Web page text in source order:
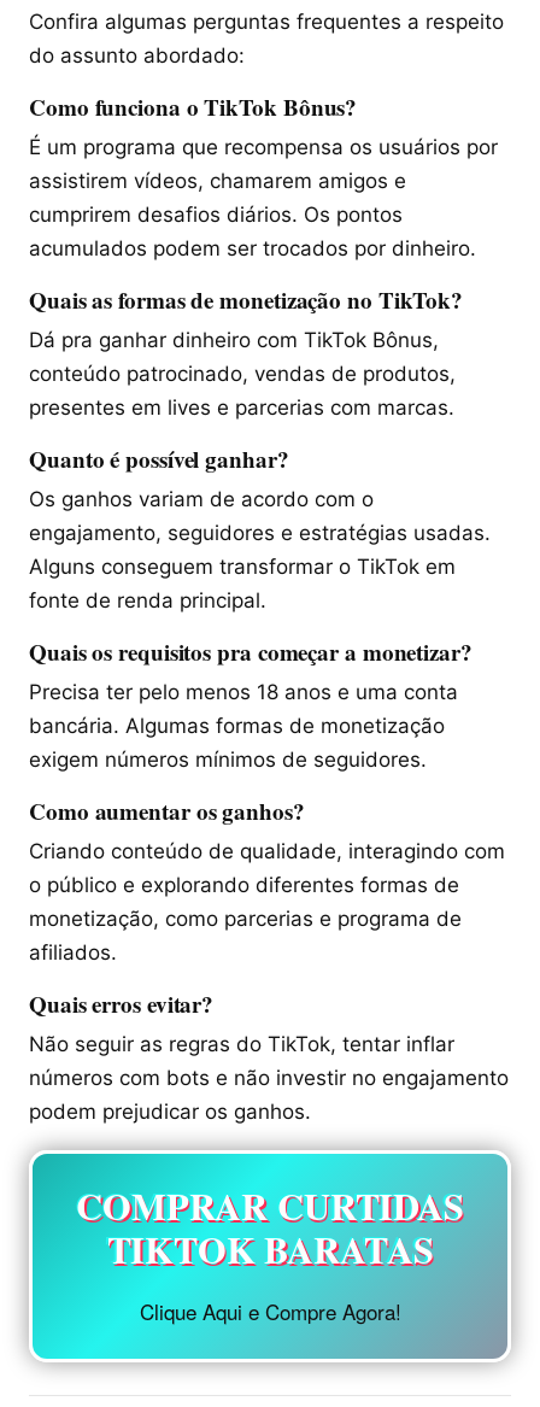
Confira algumas perguntas frequentes a respeito
do assunto abordado:
Como funciona o TikTok Bônus?
É um programa que recompensa os usuários por
assistirem vídeos, chamarem amigos e
cumprirem desafios diários. Os pontos
acumulados podem ser trocados por dinheiro.
Quais as formas de monetização no TikTok?
Dá pra ganhar dinheiro com TikTok Bônus,
conteúdo patrocinado, vendas de produtos,
presentes em lives e parcerias com marcas.
Quanto é possível ganhar?
Os ganhos variam de acordo com o
engajamento, seguidores e estratégias usadas.
Alguns conseguem transformar o TikTok em
fonte de renda principal.
Quais os requisitos pra começar a monetizar?
Precisa ter pelo menos 18 anos e uma conta
bancária. Algumas formas de monetização
exigem números mínimos de seguidores.
Como aumentar os ganhos?
Criando conteúdo de qualidade, interagindo com
o público e explorando diferentes formas de
monetização, como parcerias e programa de
afiliados.
Quais erros evitar?
Não seguir as regras do TikTok, tentar inflar
números com bots e não investir no engajamento
podem prejudicar os ganhos.
COMPRAR CURTIDAS
TIKTOK BARATAS
Clique Aqui e Compre Agora!